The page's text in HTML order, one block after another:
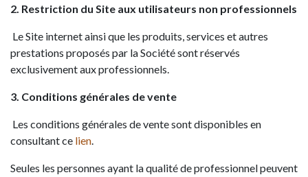
2. Restriction du Site aux utilisateurs non professionnels
Le Site internet ainsi que les produits, services et autres
prestations proposés par la Société sont réservés
exclusivement aux professionnels.
3. Conditions générales de vente
Les conditions générales de vente sont disponibles en
consultant ce lien.
Seules les personnes ayant la qualité de professionnel peuvent